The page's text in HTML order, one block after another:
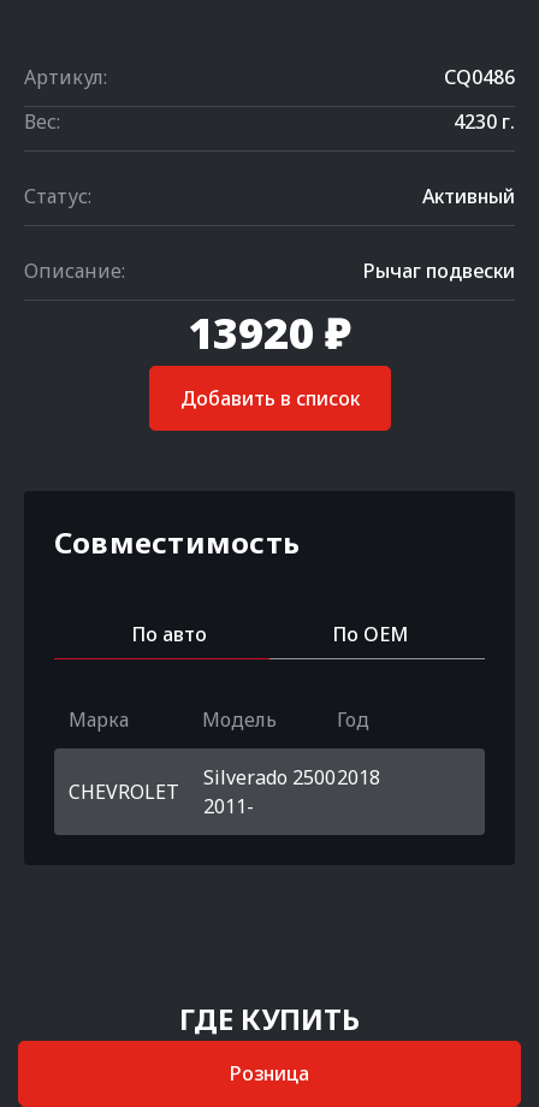
Артикул:
CQ0486
Вес:
4230 г.
Статус: Активный
Описание: Рычаг подвески
13920 ₽
Добавить в список
Совместимость
По авто По OEM
Марка Модель Год
CHEVROLET
Silverado 2500
2011-
2018
ГДЕ КУПИТЬ
Розница